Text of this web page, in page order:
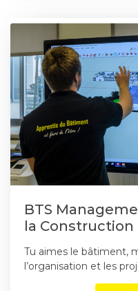
BTS
la Construction
Tu aimes le bâtiment,
l’organisation et les